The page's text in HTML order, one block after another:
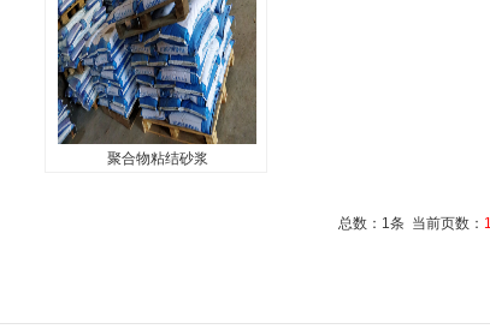
聚合物粘结砂浆
总数：1条 当前页数： 1